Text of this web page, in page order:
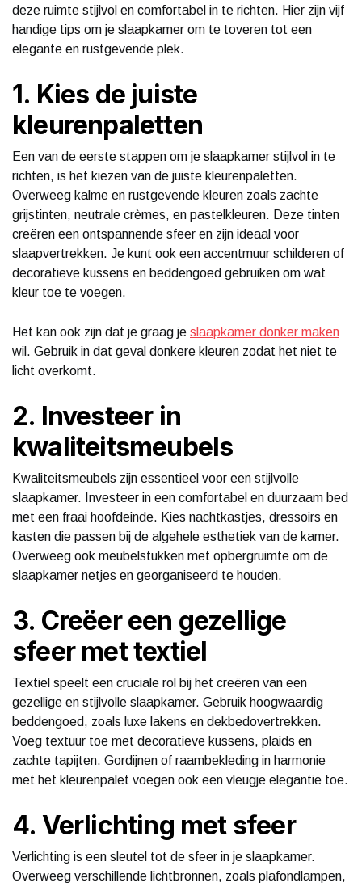
deze ruimte stijlvol en comfortabel in te richten. Hier zijn vijf
handige tips om je slaapkamer om te toveren tot een
elegante en rustgevende plek.
1. Kies de juiste
kleurenpaletten
Een van de eerste stappen om je slaapkamer stijlvol in te
richten, is het kiezen van de juiste kleurenpaletten.
Overweeg kalme en rustgevende kleuren zoals zachte
grijstinten, neutrale crèmes, en pastelkleuren. Deze tinten
creëren een ontspannende sfeer en zijn ideaal voor
slaapvertrekken. Je kunt ook een accentmuur schilderen of
decoratieve kussens en beddengoed gebruiken om wat
kleur toe te voegen.
Het kan ook zijn dat je graag je slaapkamer donker maken
wil. Gebruik in dat geval donkere kleuren zodat het niet te
licht overkomt.
2. Investeer in
kwaliteitsmeubels
Kwaliteitsmeubels zijn essentieel voor een stijlvolle
slaapkamer. Investeer in een comfortabel en duurzaam bed
met een fraai hoofdeinde. Kies nachtkastjes, dressoirs en
kasten die passen bij de algehele esthetiek van de kamer.
Overweeg ook meubelstukken met opbergruimte om de
slaapkamer netjes en georganiseerd te houden.
3. Creëer een gezellige
sfeer met textiel
Textiel speelt een cruciale rol bij het creëren van een
gezellige en stijlvolle slaapkamer. Gebruik hoogwaardig
beddengoed, zoals luxe lakens en dekbedovertrekken.
Voeg textuur toe met decoratieve kussens, plaids en
zachte tapijten. Gordijnen of raambekleding in harmonie
met het kleurenpalet voegen ook een vleugje elegantie toe.
4. Verlichting met sfeer
Verlichting is een sleutel tot de sfeer in je slaapkamer.
Overweeg verschillende lichtbronnen, zoals plafondlampen,